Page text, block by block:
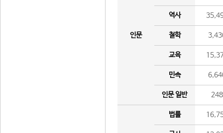
인문
역사
철학
교육
민속
인문 일반 248
법률